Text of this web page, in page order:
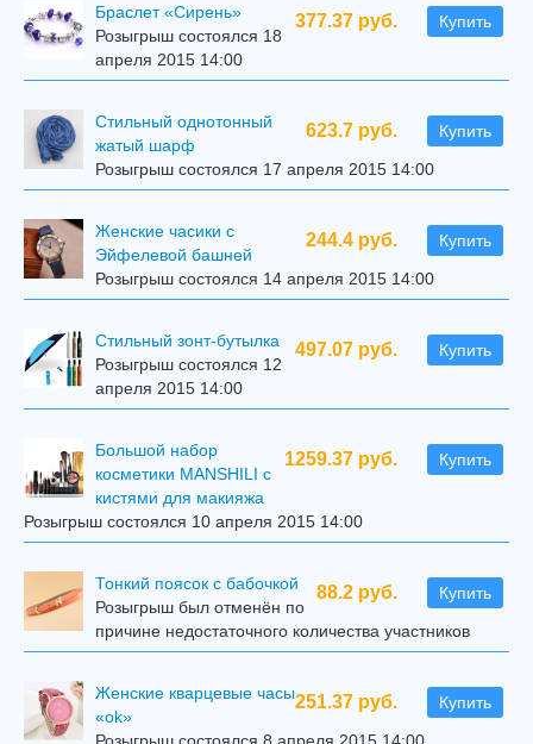
377.37 руб. Купить
Браслет «Сирень»
Розыгрыш состоялся 18
апреля 2015 14:00
623.7 руб. Купить
Стильный однотонный
жатый шарф
Розыгрыш состоялся 17 апреля 2015 14:00
244.4 руб. Купить
Женские часики с
Эйфелевой башней
Розыгрыш состоялся 14 апреля 2015 14:00
497.07 руб. Купить
Стильный зонт-бутылка
Розыгрыш состоялся 12
апреля 2015 14:00
1259.37 руб. Купить
Большой набор
косметики MANSHILI с
кистями для макияжа
Розыгрыш состоялся 10 апреля 2015 14:00
88.2 руб. Купить
Тонкий поясок с бабочкой
Розыгрыш был отменён по
причине недостаточного количества участников
251.37 руб. Купить
Женские кварцевые часы
«ok»